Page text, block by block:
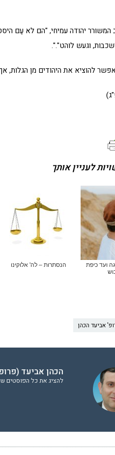
המשורר יהודה עמיחי, "הם לא עַם
וגעש לוהט".".
אפשר להוציא את היהודים מן
לעניין אותך
ועד כיפת
הנסתרות – לה' אלוקינו
אביעד הכהן
הכהן אביעד
להציג את כל הפוסטים